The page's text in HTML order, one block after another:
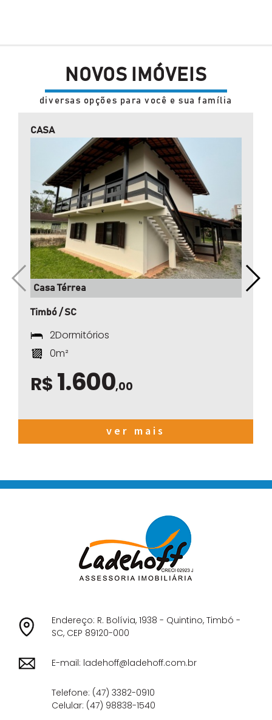
NOVOS IMÓVEIS
diversas opções para você e sua família
CASA
Casa Térrea
Timbó / SC
2Dormitórios
0m²
R$ 1.600,00
ver mais
Endereço: R. Bolívia, 1938 - Quintino, Timbó -
SC, CEP 89120-000
E-mail: ladehoff@ladehoff.com.br
Telefone: (47) 3382-0910
Celular: (47) 98838-1540